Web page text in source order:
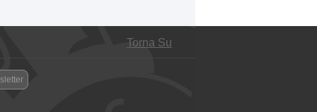
Torna Su